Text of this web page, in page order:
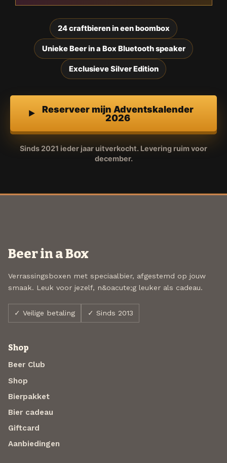
24 craftbieren in een boombox
Unieke Beer in a Box Bluetooth speaker
Exclusieve Silver Edition
Reserveer mijn Adventskalender
2026
Sinds 2021 ieder jaar uitverkocht. Levering ruim voor
december.
Beer in a Box
Verrassingsboxen met speciaalbier, afgestemd op jouw
smaak. Leuk voor jezelf, n&oacute;g leuker als cadeau.
✓ Veilige betaling ✓ Sinds 2013
Shop
Beer Club
Shop
Bierpakket
Bier cadeau
Giftcard
Aanbiedingen